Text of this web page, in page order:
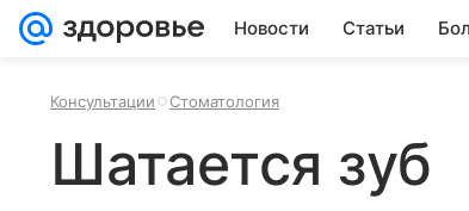
Новости Статьи
Консультации Стоматология
Шатается зуб